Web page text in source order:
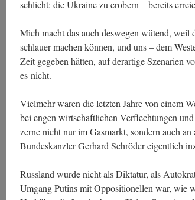
schlicht: die Ukrai­ne zu erobern – bereits
Mich macht das auch des­we­gen wütend, weil
schlau­er machen kön­nen, und uns – dem
Zeit gege­ben hät­ten, auf der­ar­ti­ge Sze­na­ri­en
es nicht.
Viel­mehr waren die letz­ten Jah­re von einem
bei engen wirt­schaft­li­chen Ver­flech­tun­gen
zer­ne nicht nur im Gas­markt, son­dern auch
Bun­des­kanz­ler Ger­hard Schrö­der eigent­lich
Russ­land wur­de nicht als Dik­ta­tur, als
Umgang Putins mit Oppo­si­tio­nel­len war, wie